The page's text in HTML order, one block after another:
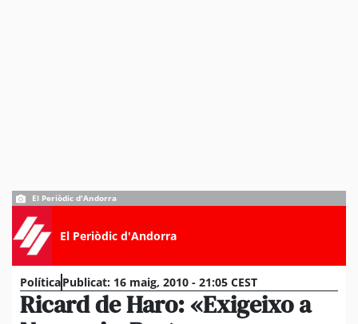
El Periòdic d'Andorra
El Periòdic d'Andorra
PolíticaPublicat: 16 maig, 2010 - 21:05 CEST
Ricard de Haro: «Exigeixo a